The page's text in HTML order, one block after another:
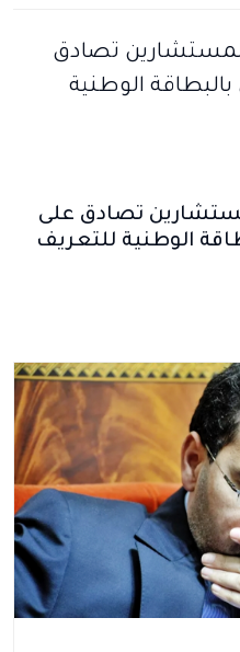
جديدة
تصادق على
الوطنية للتعريف